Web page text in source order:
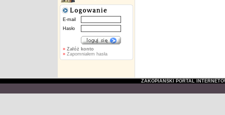
E-mail
Hasło
» Załóż konto
»Zapomniałem hasła
ZAKOPIAŃSKI PORTAL